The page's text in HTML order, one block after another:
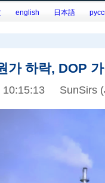
english 日本語
가 하락, DOP
10:15:13 SunSirs